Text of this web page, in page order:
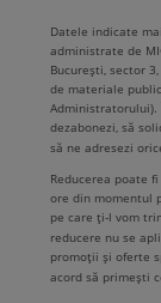
Datele indicate
administrate de
București, sector
de materiale
dezabonezi, să
să ne adresezi
Reducerea poate
ore din momentul
pe care ți-l vom
reducere nu se
promoții și oferte
acord să primești